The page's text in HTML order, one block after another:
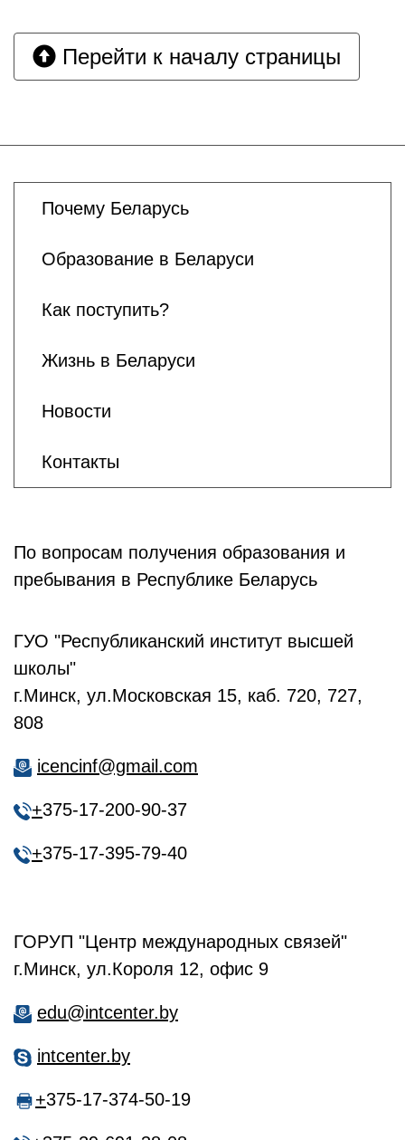
Перейти к началу страницы
Почему Беларусь
Образование в Беларуси
Как поступить?
Жизнь в Беларуси
Новости
Контакты
По вопросам получения образования и
пребывания в Республике Беларусь
ГУО "Республиканский институт высшей
школы"
г.Минск, ул.Московская 15, каб. 720, 727,
808
icencinf@gmail.com
+375-17-200-90-37
+375-17-395-79-40
ГОРУП "Центр международных связей"
г.Минск, ул.Короля 12, офис 9
edu@intcenter.by
intcenter.by
+375-17-374-50-19